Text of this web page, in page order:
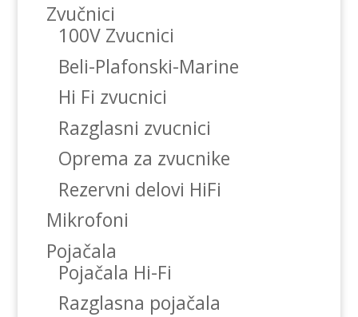
Zvučnici
100V Zvucnici
Beli-Plafonski-Marine
Hi Fi zvucnici
Razglasni zvucnici
Oprema za zvucnike
Rezervni delovi HiFi
Mikrofoni
Pojačala
Pojačala Hi-Fi
Razglasna pojačala